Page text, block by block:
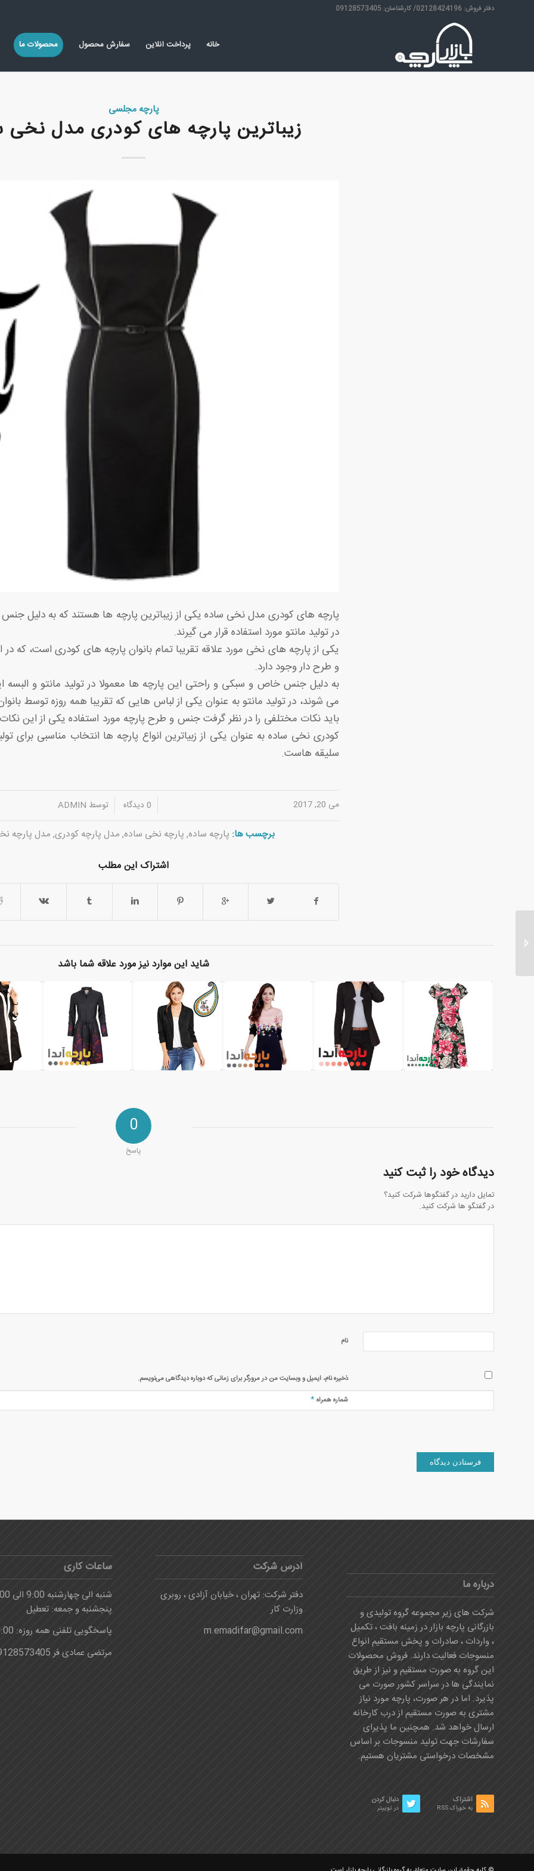
دفتر فروش: 02128424196/ کارشناسان: 09128573405
خانه پرداخت آنلاین سفارش محصول محصولات ما
پارچه مجلسی
زیباترین پارچه های کودری مدل نخی
پارچه های کودری مدل نخی ساده یکی از زیباترین پارچه ها هستند که به دلیل
در تولید مانتو مورد استفاده قرار می گیرند.
یکی از پارچه های نخی مورد علاقه تقریبا تمام بانوان پارچه های کودری است، که
و طرح دار وجود دارد.
به دلیل جنس خاص و سبکی و راحتی این پارچه ها معمولا در تولید مانتو و البسه
می شوند، در تولید مانتو به عنوان یکی از لباس هایی که تقریبا همه روزه توسط
باید نکات مختلفی را در نظر گرفت جنس و طرح پارچه مورد استفاده یکی از این
کودری نخی ساده به عنوان یکی از زبیاترین انواع پارچه ها انتخاب مناسبی برای
سلیقه هاست.
می 20, 2017 0 دیدگاه/ توسط ADMIN
برچسب ها: پارچه ساده, پارچه نخی ساده, مدل پارچه کودری, مدل پارچه
اشتراک این مطلب
شاید این موارد نیز مورد علاقه شما باشد
0
پاسخ
دیدگاه خود را ثبت کنید
تمایل دارید در گفتگوها شرکت کنید؟
در گفتگو ها شرکت کنید.
نام
ذخیره نام، ایمیل و وبسایت من در مرورگر برای زمانی که دوباره دیدگاهی می‌نویسم.
شماره همراه*
درباره ما
شرکت های زیر مجموعه گروه تولیدی و
بازرگانی پارچه بازار در زمینه بافت ، تکمیل
، واردات ، صادرات و پخش مستقیم انواع
منسوجات فعالیت دارند. فروش محصولات
این گروه به صورت مستقیم و نیز از طریق
نمایندگی ها در سراسر کشور صورت می
پذیرد. اما در هر صورت، پارچه مورد نیاز
مشتری به صورت مستقیم از درب کارخانه
ارسال خواهد شد. همچنین ما پذیرای
سفارشات جهت تولید منسوجات بر اساس
مشخصات درخواستی مشتریان هستیم.
دنبال کردن
در توییتر
اشتراک
به خوراک RSS
آدرس شرکت
دفتر شرکت: تهران ، خیابان آزادی ، روبری
وزارت کار
m.emadifar@gmail.com
ساعات کاری
شنبه الی چهارشنبه 9:00 الی 16:00
پنجشنبه و جمعه: تعطیل
پاسخگویی تلفنی همه روزه: 8:00-24:00
مرتضی عمادی فر 09128573405